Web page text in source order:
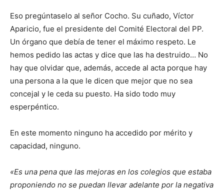
Eso pregúntaselo al señor Cocho. Su cuñado, Víctor
Aparicio, fue el presidente del Comité Electoral del PP.
Un órgano que debía de tener el máximo respeto. Le
hemos pedido las actas y dice que las ha destruido… No
hay que olvidar que, además, accede al acta porque hay
una persona a la que le dicen que mejor que no sea
concejal y le ceda su puesto. Ha sido todo muy
esperpéntico.
En este momento ninguno ha accedido por mérito y
capacidad, ninguno.
«Es una pena que las mejoras en los colegios que estaba
proponiendo no se puedan llevar adelante por la negativa